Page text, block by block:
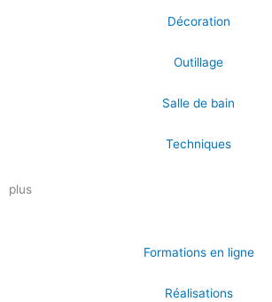
Décoration
Outillage
Salle de bain
Techniques
plus
Formations en ligne
Réalisations